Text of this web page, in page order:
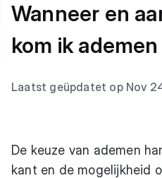
Wanneer en
kom ik
Laatst geüpdatet op Nov
De keuze van ademen
kant en de mogelijkheid